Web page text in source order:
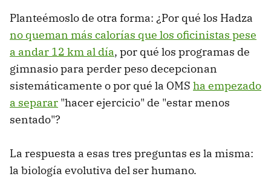
Planteémoslo de otra forma: ¿Por qué los Hadza
no queman más calorías que los oficinistas pese
a andar 12 km al día, por qué los programas de
gimnasio para perder peso decepcionan
sistemáticamente o por qué la OMS ha empezado
a separar "hacer ejercicio" de "estar menos
sentado"?
La respuesta a esas tres preguntas es la misma:
la biología evolutiva del ser humano.